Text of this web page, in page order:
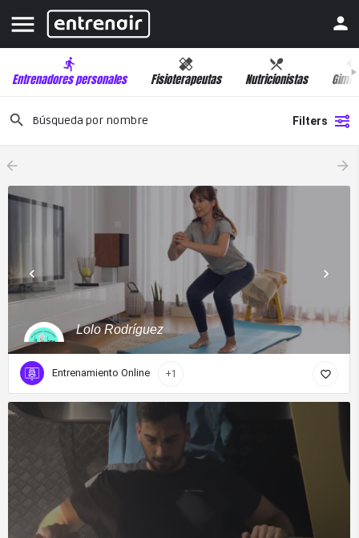
Entrenadores personales Fisioterapeutas Nutricionistas
Filters
arrow_backward arrow_forward
Lolo Rodríguez
Entrenamiento Online +1